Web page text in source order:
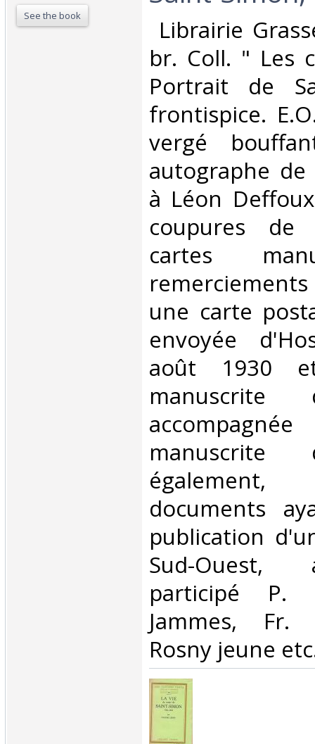
See the book
Librairie
br. Coll. " Les
Portrait de
frontispice.
vergé
autographe
à Léon
coupures de
cartes
une carte
envoyée
août 1930
manuscrite
manuscrite
documents
publication
Sud-
participé P.
Jammes, Fr.
Rosny jeune